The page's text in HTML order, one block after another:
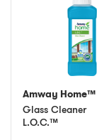
Amway Home™
Glass Cleaner
L.O.C.™